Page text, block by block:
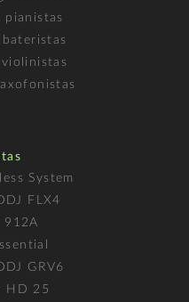
pianistas
bateristas
violinistas
System
FLX4
912A
GRV6
HD 25